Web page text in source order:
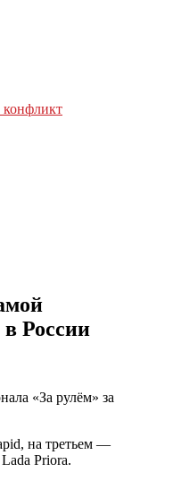
конфликт
России
«За рулём» за
на третьем —
Priora.